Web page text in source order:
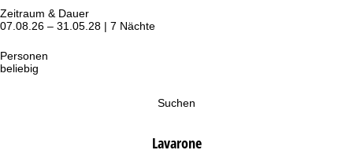
Zeitraum & Dauer
07.08.26 – 31.05.28 | 7 Nächte
Personen
beliebig
Suchen
Lavarone